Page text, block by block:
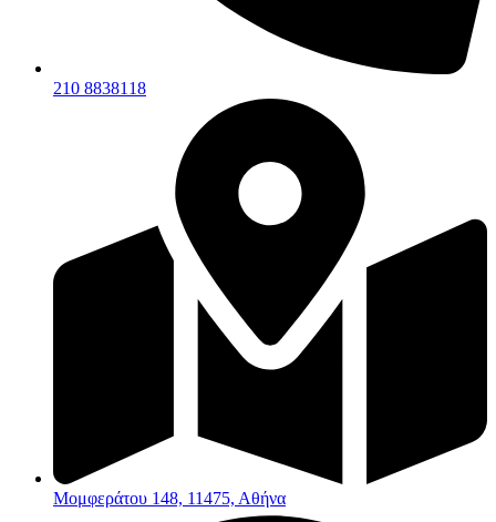
210 8838118
Μομφεράτου 148, 11475, Αθήνα